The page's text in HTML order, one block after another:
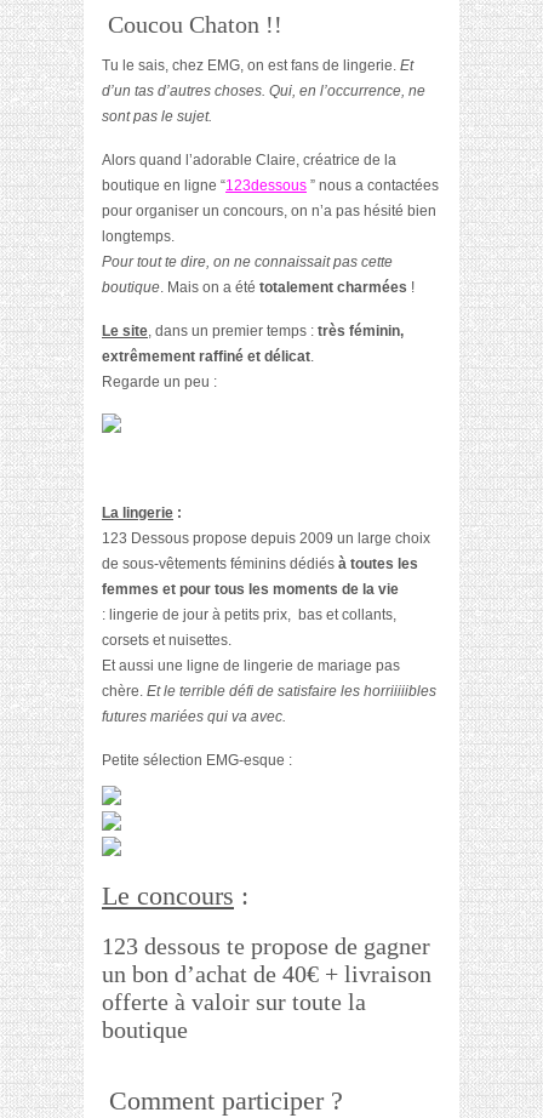
Coucou Chaton !!
Tu le sais, chez EMG, on est fans de lingerie. Et
d’un tas d’autres choses. Qui, en l’occurrence, ne
sont pas le sujet.
Alors quand l’adorable Claire, créatrice de la
boutique en ligne “123dessous ” nous a contactées
pour organiser un concours, on n’a pas hésité bien
longtemps.
Pour tout te dire, on ne connaissait pas cette
boutique. Mais on a été totalement charmées !
Le site, dans un premier temps : très féminin,
extrêmement raffiné et délicat.
Regarde un peu :
La lingerie :
123 Dessous propose depuis 2009 un large choix
de sous-vêtements féminins dédiés à toutes les
femmes et pour tous les moments de la vie
: lingerie de jour à petits prix, bas et collants,
corsets et nuisettes.
Et aussi une ligne de lingerie de mariage pas
chère. Et le terrible défi de satisfaire les horriiiiibles
futures mariées qui va avec.
Petite sélection EMG-esque :
Le concours :
123 dessous te propose de gagner
un bon d’achat de 40€ + livraison
offerte à valoir sur toute la
boutique
Comment participer ?